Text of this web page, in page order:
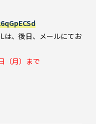
、後日、メールにてお
（月）まで